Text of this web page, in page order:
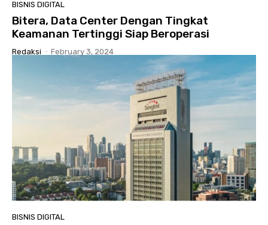
BISNIS DIGITAL
Bitera, Data Center Dengan Tingkat
Keamanan Tertinggi Siap Beroperasi
Redaksi - February 3, 2024
BISNIS DIGITAL